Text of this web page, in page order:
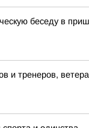
беседу в
и тренеров,